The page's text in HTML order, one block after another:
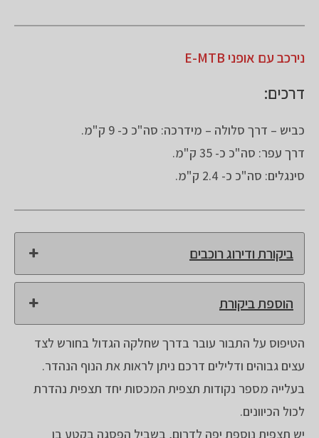
נירכב עם אופני E-MTB
דרכים:
כביש – דרך סלולה – מידרכה: סה"כ כ- 9 ק"מ.
דרך עפר: סה"כ כ- 35 ק"מ.
סינגלים: סה"כ כ- 2.4 ק"מ.
ביקורת ודירוג רוכבים
הוספת ביקורת
הטיפוס על התבור עובר בדרך שחלקה הגדול בחורש לצד
עצים גבוהים ודלילים דרכם ניתן לראות את הנוף הנהדר.
בעלייה מספר נקודות תצפית המכסות יחד תצפית נהדרת
לכול הכיוונים.
יש תצפית נוספת יפה לדרום, בשביל הפסגה בקטע בו